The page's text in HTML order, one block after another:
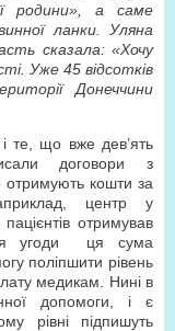
родини», а саме
ланки. Уляна
сказала: «Хочу
Уже 45 відсотків
Донеччини
те, що вже дев’ять
договори з
отримують кошти за
центр у
отримував
угоди ця сума
поліпшити рівень
медикам. Нині в
допомоги, і є
рівні підпишуть